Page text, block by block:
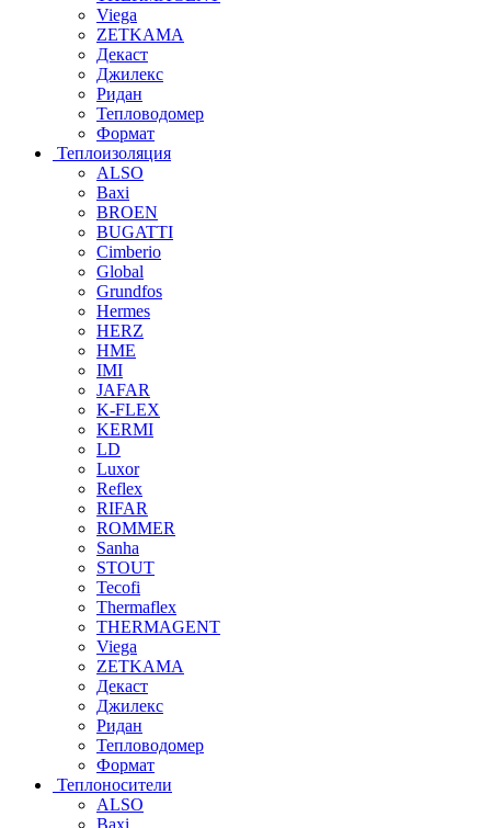
Viega
ZETKAMA
Декаст
Джилекс
Ридан
Тепловодомер
Формат
Теплоизоляция
ALSO
Baxi
BROEN
BUGATTI
Cimberio
Global
Grundfos
Hermes
HERZ
HME
IMI
JAFAR
K-FLEX
KERMI
LD
Luxor
Reflex
RIFAR
ROMMER
Sanha
STOUT
Tecofi
Thermaflex
THERMAGENT
Viega
ZETKAMA
Декаст
Джилекс
Ридан
Тепловодомер
Формат
Теплоносители
ALSO
Baxi